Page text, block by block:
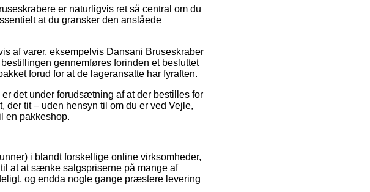
er naturligvis ret så central om du
at du gransker den anslåede
af varer, eksempelvis Dansani Bruseskraber
gennemføres forinden et besluttet
forud for at de lageransatte har fyraften.
det under forudsætning af at der bestilles for
der tit – uden hensyn til om du er ved Vejle,
en pakkeshop.
i blandt forskellige online virksomheder,
at at sænke salgspriserne på mange af
og endda nogle gange præstere levering